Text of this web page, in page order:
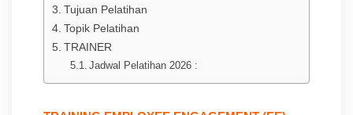
Tujuan Pelatihan
Topik Pelatihan
TRAINER
Jadwal Pelatihan 2026 :